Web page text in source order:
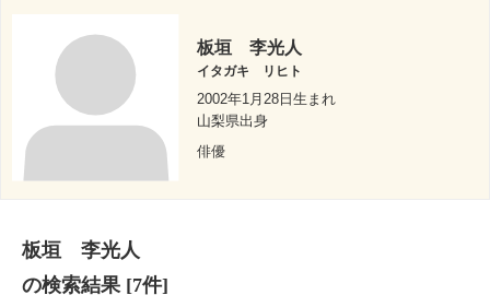
板垣 李光人
イタガキ リヒト
2002年1月28日生まれ
山梨県出身
俳優
板垣 李光人
の検索結果[7件]